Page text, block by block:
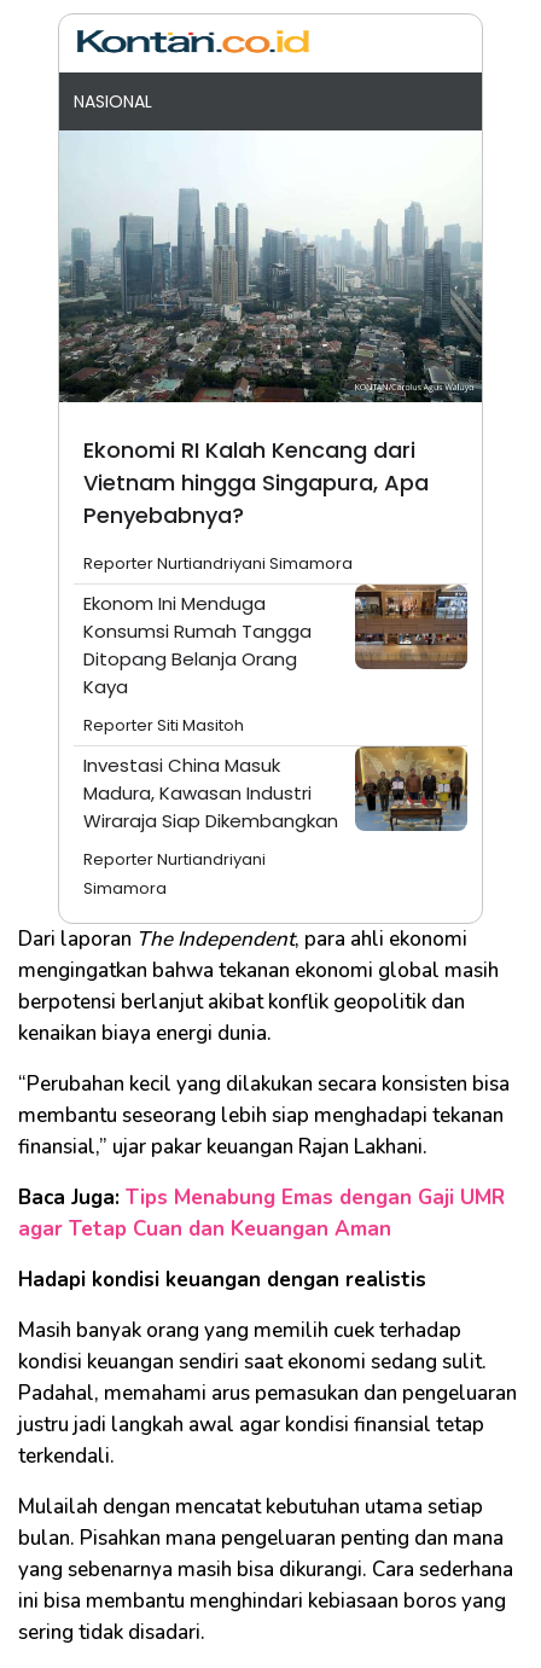
NASIONAL
Ekonomi RI Kalah Kencang dari
Vietnam hingga Singapura, Apa
Penyebabnya?
Reporter Nurtiandriyani Simamora
Ekonom Ini Menduga
Konsumsi Rumah Tangga
Ditopang Belanja Orang
Kaya
Reporter Siti Masitoh
Investasi China Masuk
Madura, Kawasan Industri
Wiraraja Siap Dikembangkan
Reporter Nurtiandriyani
Simamora
Dari laporan The Independent, para ahli ekonomi
mengingatkan bahwa tekanan ekonomi global masih
berpotensi berlanjut akibat konflik geopolitik dan
kenaikan biaya energi dunia.
“Perubahan kecil yang dilakukan secara konsisten bisa
membantu seseorang lebih siap menghadapi tekanan
finansial,” ujar pakar keuangan Rajan Lakhani.
Baca Juga: Tips Menabung Emas dengan Gaji UMR
agar Tetap Cuan dan Keuangan Aman
Hadapi kondisi keuangan dengan realistis
Masih banyak orang yang memilih cuek terhadap
kondisi keuangan sendiri saat ekonomi sedang sulit.
Padahal, memahami arus pemasukan dan pengeluaran
justru jadi langkah awal agar kondisi finansial tetap
terkendali.
Mulailah dengan mencatat kebutuhan utama setiap
bulan. Pisahkan mana pengeluaran penting dan mana
yang sebenarnya masih bisa dikurangi. Cara sederhana
ini bisa membantu menghindari kebiasaan boros yang
sering tidak disadari.